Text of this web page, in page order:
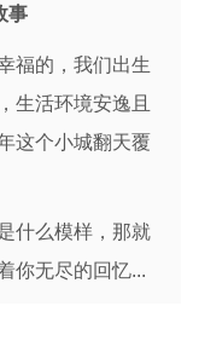
事
福的，我们出生
生活环境安逸且
这个小城翻天覆
什么模样，那就
你无尽的回忆...